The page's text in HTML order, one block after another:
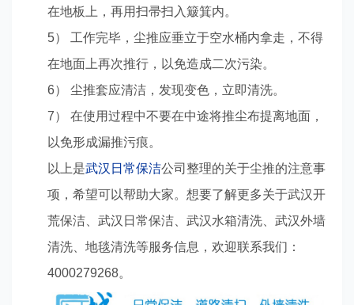
在地板上，再用扫帚扫入簸箕内。
5） 工作完毕，尘推应垂立于空水桶内拿走，不得
在地面上再次推行，以免造成二次污染。
6） 尘推套应清洁，发现变色，立即清洗。
7） 在使用过程中不要在中途将推尘布提离地面，
以免形成漏推污痕。
以上是武汉日常保洁公司整理的关于尘推的注意事
项，希望可以帮助大家。想要了解更多关于武汉开
荒保洁、武汉日常保洁、武汉水箱清洗、武汉外墙
清洗、地毯清洗等服务信息，欢迎联系我们：
4000279268。